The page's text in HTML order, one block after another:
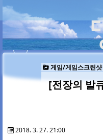
게임/게임스크린샷
[전장의 발
2018. 3. 27. 21:00